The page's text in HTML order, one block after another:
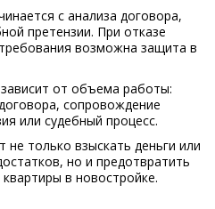
с анализа договора,
претензии. При отказе
возможна защита в
от объема работы:
сопровождение
или судебный процесс.
только взыскать деньги или
но и предотвратить
в новостройке.